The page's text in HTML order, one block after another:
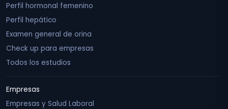
Perfil hormonal femenino
Perfil hepático
Examen general de orina
Check up para empresas
Todos los estudios
Empresas
Empresas y Salud Laboral